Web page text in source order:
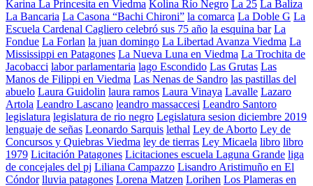
Karina La Princesita en Viedma Kolina Río Negro La 25 La Baliza
La Bancaria La Casona “Bachi Chironi” la comarca La Doble G La
Escuela Cardenal Cagliero celebró sus 75 año la esquina bar La
Fondue La Forlan la juan domingo La Libertad Avanza Viedma La
Mississippi en Patagones La Nueva Luna en Viedma La Trochita de
Jacobacci labor parlamentaria lago Escondido Las Grutas Las
Manos de Filippi en Viedma Las Nenas de Sandro las pastillas del
abuelo Laura Guidolin laura ramos Laura Vinaya Lavalle Lazaro
Artola Leandro Lascano leandro massaccesi Leandro Santoro
legislatura legislatura de rio negro Legislatura sesion diciembre 2019
lenguaje de señas Leonardo Sarquis lethal Ley de Aborto Ley de
Concursos y Quiebras Viedma ley de tierras Ley Micaela libro libro
1979 Licitación Patagones Licitaciones escuela Laguna Grande liga
de concejales del pj Liliana Campazzo Lisandro Aristimuño en El
Cóndor lluvia patagones Lorena Matzen Lorihen Los Plameras en